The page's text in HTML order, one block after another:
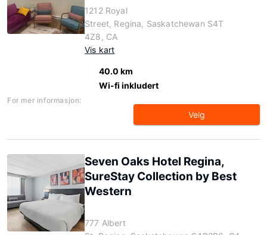
1212 Royal
Street, Regina, Saskatchewan S4T
4Z8, CA
Vis kart
40.0 km
Wi-fi inkludert
For mer informasjon:
Velg
Seven Oaks Hotel Regina,
SureStay Collection by Best
Western
777 Albert